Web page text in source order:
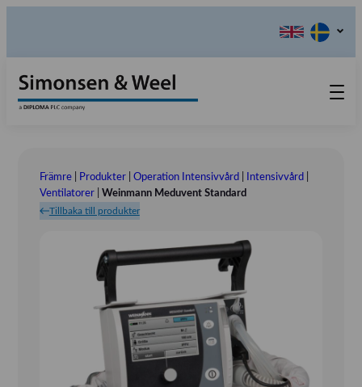
Kontakta oss
Våra värderingar
Om oss
Referensinstallation
Utställningar
Tlf.: 031 – 52 11 40
Främre| Produkter| Operation Intensivvård Intensivvård
Ventilatorer| Weinmann Meduvent Standard
Tillbaka till produkter